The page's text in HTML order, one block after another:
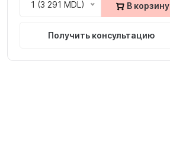
1 (3 291 MDL) В корзину
Получить консультацию